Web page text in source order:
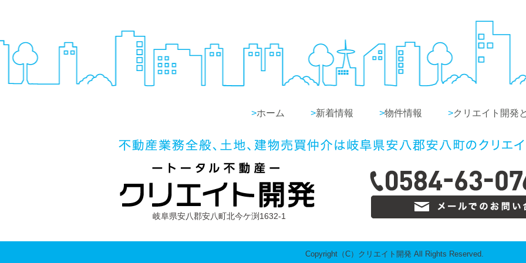
>ホーム >新着情報 >物件情報 >クリエイト開発
岐阜県安八郡安八町北今ケ渕1632-1
Copyright（C）クリエイト開発 All Rights Reserved.